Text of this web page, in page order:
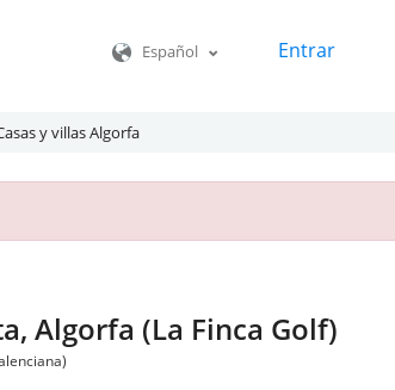
Español Entrar
y villas Algorfa
Algorfa (La Finca Golf)